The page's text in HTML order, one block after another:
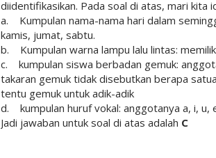
diidentifikasikan. Pada soal di atas, mari kita
a. Kumpulan nama-nama hari dalam
kamis, jumat, sabtu.
b. Kumpulan warna lampu lalu lintas:
c. kumpulan siswa berbadan gemuk:
takaran gemuk tidak disebutkan berapa
tentu gemuk untuk adik-adik
d. kumpulan huruf vokal: anggotanya a, i, u,
Jadi jawaban untuk soal di atas adalah C